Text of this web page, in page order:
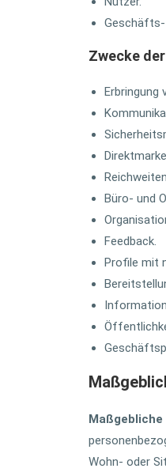
Geschäfts-
Zwecke
Erbringung
Büro- und
Feedback.
Profile mit
Maßgebliche
Wohn- oder